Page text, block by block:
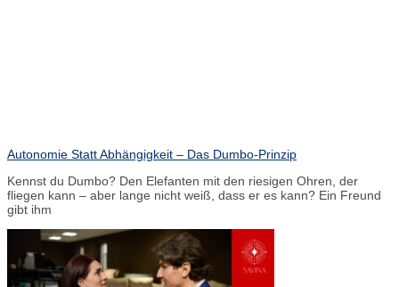
Autonomie Statt Abhängigkeit – Das Dumbo-Prinzip
Kennst du Dumbo? Den Elefanten mit den riesigen Ohren, der
fliegen kann – aber lange nicht weiß, dass er es kann? Ein Freund
gibt ihm